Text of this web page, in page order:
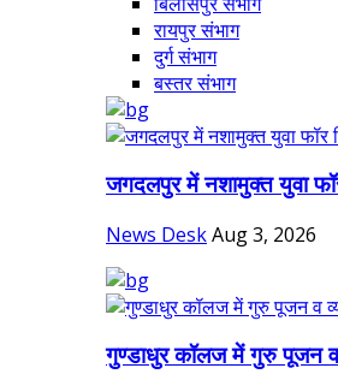
रायपुर संभाग
दुर्ग संभाग
बस्तर संभाग
जगदलपुर में नशामुक्त युवा
News DeskAug 3, 2026
गुण्डाधुर कॉलज में गुरु पूजन व